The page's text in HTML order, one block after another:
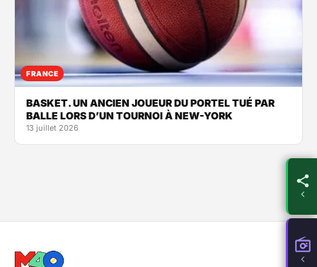
FRANCE
BASKET. UN ANCIEN JOUEUR DU PORTEL TUÉ PAR
BALLE LORS D’UN TOURNOI À NEW-YORK
13 juillet 2026